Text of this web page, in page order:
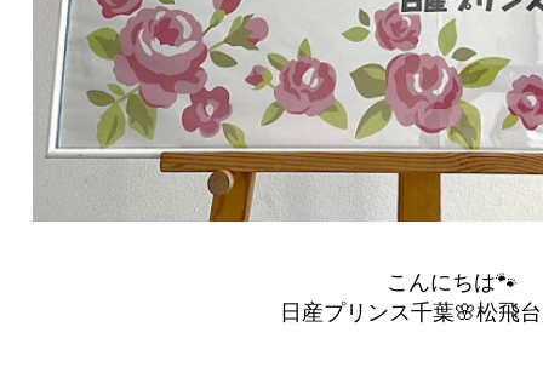
こんにちは🐾
日産プリンス千葉🌸松飛